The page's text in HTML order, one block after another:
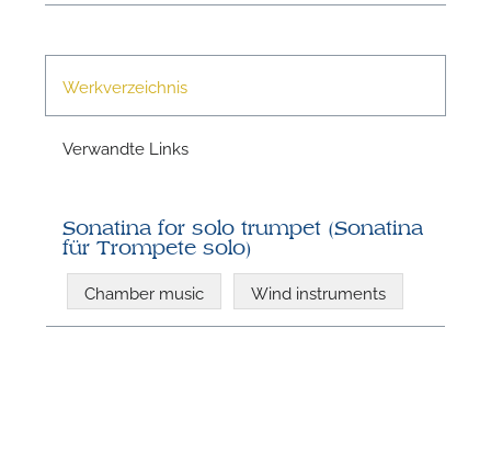
Werkverzeichnis
Verwandte Links
Sonatina for solo trumpet (Sonatina
für Trompete solo)
Chamber music Wind instruments